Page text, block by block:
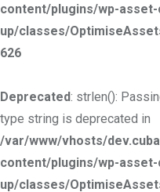
content/plugins/wp-asset-
up/classes/
626
Deprecated: strlen():
type string is deprecated in
/var/www/vhosts/
content/plugins/wp-asset-
up/classes/